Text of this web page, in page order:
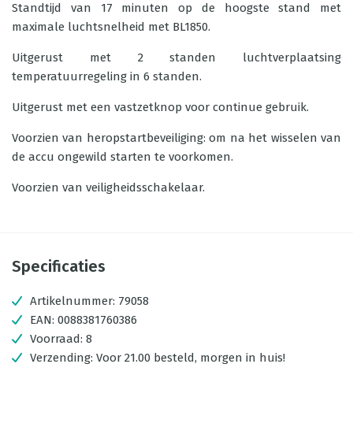
Standtijd van 17 minuten op de hoogste stand met
maximale luchtsnelheid met BL1850.
Uitgerust met 2 standen luchtverplaatsing
temperatuurregeling in 6 standen.
Uitgerust met een vastzetknop voor continue gebruik.
Voorzien van heropstartbeveiliging: om na het wisselen van
de accu ongewild starten te voorkomen.
Voorzien van veiligheidsschakelaar.
Specificaties
Artikelnummer: 79058
EAN: 0088381760386
Voorraad: 8
Verzending: Voor 21.00 besteld, morgen in huis!